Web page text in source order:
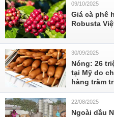
09/10/2025
Giá cà phê
Robusta
30/09/2025
Nóng: 26
tại Mỹ do
hàng trăm
22/08/2025
Ngoài dầu